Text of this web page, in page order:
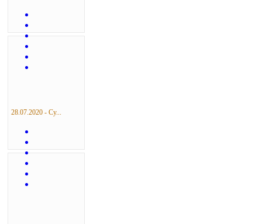
28.07.2020 - Су...